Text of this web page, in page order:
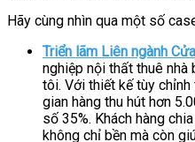
Hãy cùng nhìn qua một số
Triển lãm Liên ngành
nghiệp nội thất thuê nhà
tôi. Với thiết kế tùy
gian hàng thu hút hơn
số 35%. Khách hàng
không chỉ bền mà còn